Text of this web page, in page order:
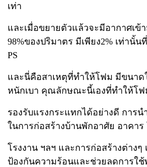
เท่า
และเมื่อขยายตัวแล้วจะมีอากาศเข้
98%ของปริมาตร มีเพียง2% เท่านั้น
PS
และนี่คือสาเหตุที่ทำให้โฟม มีขนาด
หนักเบา คุณลักษณะนี้เองที่ทำให้โฟ
รองรับแรงกระแทกได้อย่างดี การน
ในการก่อสร้างบ้านพักอาศัย อาคาร
โรงงาน ฯลฯ และการก่อสร้างต่างๆ
ป้องกันความร้อนและช่วยลดการใ